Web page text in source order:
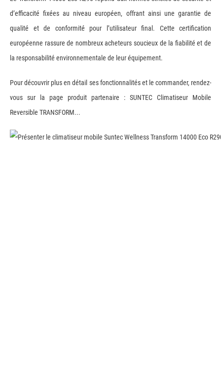
d’efficacité fixées au niveau européen, offrant ainsi une garantie de
qualité et de conformité pour l’utilisateur final. Cette certification
européenne rassure de nombreux acheteurs soucieux de la fiabilité et de
la responsabilité environnementale de leur équipement.
Pour découvrir plus en détail ses fonctionnalités et le commander, rendez-
vous sur la page produit partenaire : SUNTEC Climatiseur Mobile
Reversible TRANSFORM...